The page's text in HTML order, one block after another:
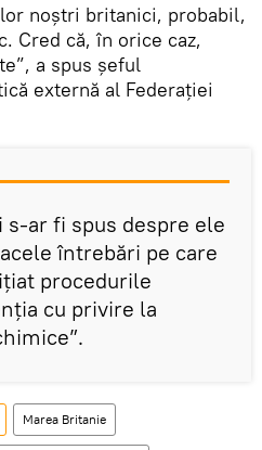
noștri britanici, probabil,
Cred că, în orice caz,
a spus șeful
externă al Federației
ar fi spus despre ele
întrebări pe care
procedurile
cu privire la
Marea Britanie